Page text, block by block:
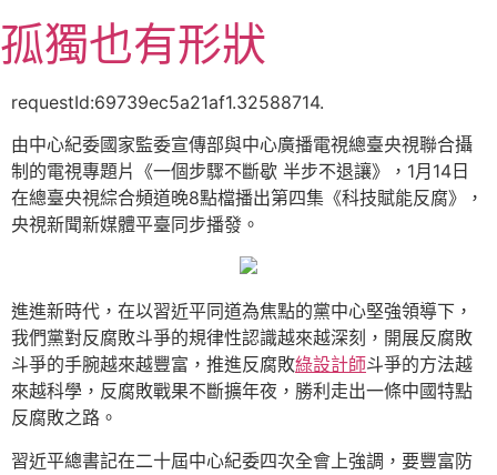
至
主
容
孤獨也有形狀
requestId:69739ec5a21af1.32588714.
由中心紀委國家監委宣傳部與中心廣播電視總臺央視聯合攝
制的電視專題片《一個步驟不斷歇 半步不退讓》，1月14日
在總臺央視綜合頻道晚8點檔播出第四集《科技賦能反腐》，
央視新聞新媒體平臺同步播發。
進進新時代，在以習近平同道為焦點的黨中心堅強領導下，
我們黨對反腐敗斗爭的規律性認識越來越深刻，開展反腐敗
斗爭的手腕越來越豐富，推進反腐敗綠設計師斗爭的方法越
來越科學，反腐敗戰果不斷擴年夜，勝利走出一條中國特點
反腐敗之路。
習近平總書記在二十屆中心紀委四次全會上強調，要豐富防